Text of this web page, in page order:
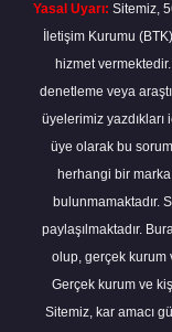
Yasal Uyarı: Sitemiz,
İletişim Kurumu
hizmet
denetleme veya
üyelerimiz
üye olarak bu
herhangi bir
bulunmamaktadır.
paylaşılmaktadır.
olup, gerçek kurum
Gerçek kurum ve
Sitemiz, kar amacı